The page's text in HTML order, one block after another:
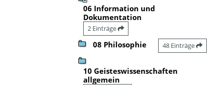
06 Information und
Dokumentation
2 Einträge
08 Philosophie 48 Einträge
10 Geisteswissenschaften
allgemein